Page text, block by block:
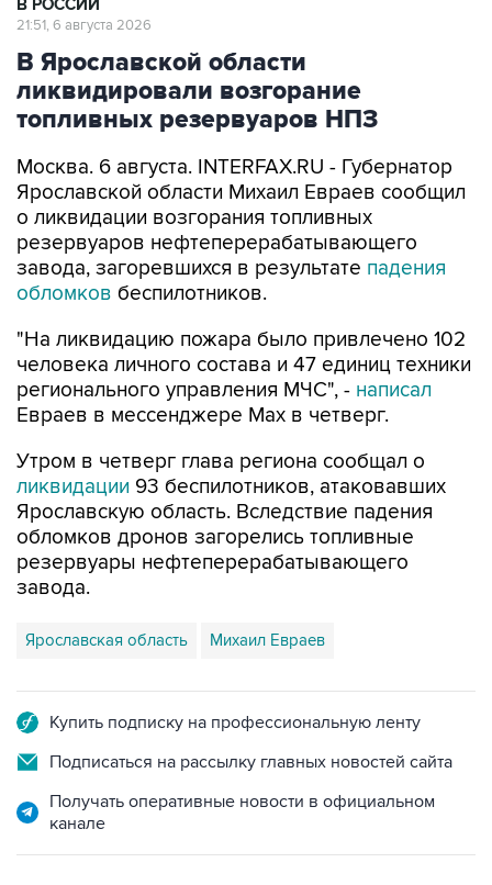
В РОССИИ
21:51, 6 августа 2026
В Ярославской области
ликвидировали возгорание
топливных резервуаров НПЗ
Москва. 6 августа. INTERFAX.RU - Губернатор
Ярославской области Михаил Евраев сообщил
о ликвидации возгорания топливных
резервуаров нефтеперерабатывающего
завода, загоревшихся в результате падения
обломков беспилотников.
"На ликвидацию пожара было привлечено 102
человека личного состава и 47 единиц техники
регионального управления МЧС", - написал
Евраев в мессенджере Мах в четверг.
Утром в четверг глава региона сообщал о
ликвидации 93 беспилотников, атаковавших
Ярославскую область. Вследствие падения
обломков дронов загорелись топливные
резервуары нефтеперерабатывающего
завода.
Ярославская область Михаил Евраев
Купить подписку на профессиональную ленту
Подписаться на рассылку главных новостей сайта
Получать оперативные новости в официальном
канале